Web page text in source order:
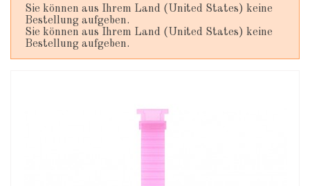
Sie können aus Ihrem Land (United States) keine
Bestellung aufgeben.
Sie können aus Ihrem Land (United States) keine
Bestellung aufgeben.